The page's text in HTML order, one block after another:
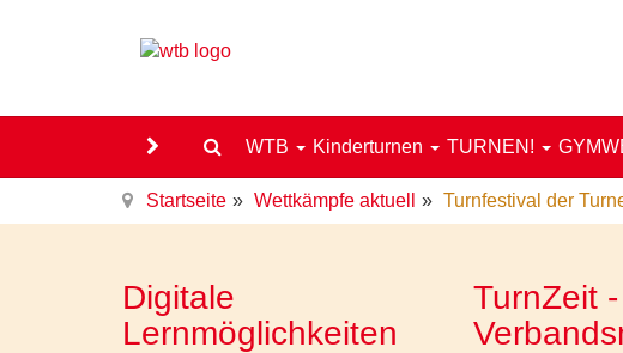
WTB Kinderturnen TURNEN!
Startseite Wettkämpfe aktuell Turnfestival der
Digitale
Lernmöglichkeiten
TurnZeit